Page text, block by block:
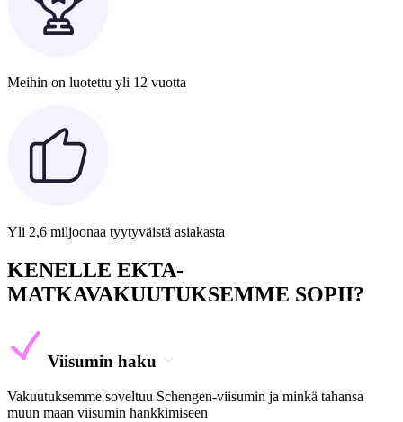
Meihin on luotettu yli 12 vuotta
Yli 2,6 miljoonaa tyytyväistä asiakasta
KENELLE EKTA-
MATKAVAKUUTUKSEMME SOPII?
Viisumin haku
Vakuutuksemme soveltuu Schengen-viisumin ja minkä tahansa
muun maan viisumin hankkimiseen